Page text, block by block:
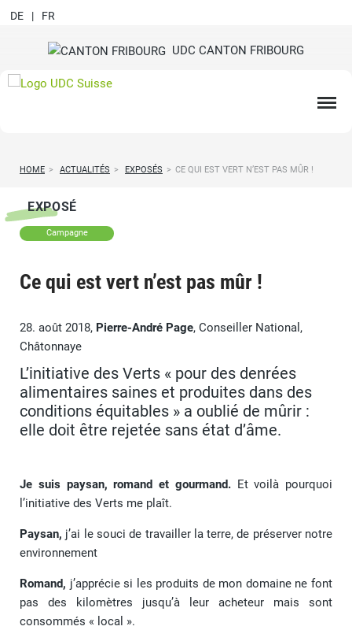
UDC CANTON FRIBOURG
DE FR
HOME > ACTUALITÉS > EXPOSÉS > CE QUI EST VERT N’EST PAS MÛR !
EXPOSÉ
Campagne
Ce qui est vert n’est pas mûr !
28. août 2018, Pierre-André Page, Conseiller National,
Châtonnaye
L’initiative des Verts « pour des denrées
alimentaires saines et produites dans des
conditions équitables » a oublié de mûrir :
elle doit être rejetée sans état d’âme.
Je suis paysan, romand et gourmand.Et voilà pourquoi
l’initiative des Verts me plaît.
Paysan, j’ai le souci de travailler la terre, de préserver notre
environnement
Romand, j’apprécie si les produits de mon domaine ne font
pas des kilomètres jusqu’à leur acheteur mais sont
consommés « local ».